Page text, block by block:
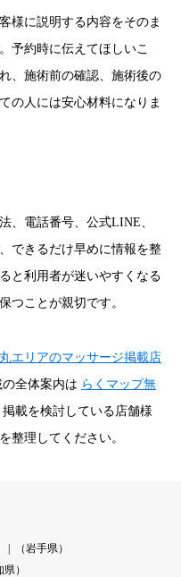
様に説明する内容をそのま
予約時に伝えてほしいこ
、施術前の確認、施術後の
の人には安心材料になりま
、電話番号、公式LINE、
できるだけ早めに情報を整
と利用者が迷いやすくなる
つことが親切です。
エリアのマッサージ掲載店
全体案内は らくマップ無
載を検討している店舗様
整理してください。
（岩手県）
県）